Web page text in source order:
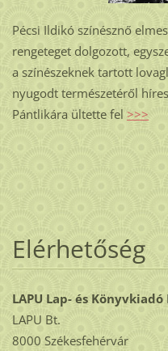
Pécsi Ildikó színésznő
rengeteget dolgozott,
a színészeknek tartott
nyugodt természetéről
Pántlikára ültette fel >>>
Elérhetőség
LAPU Lap- és Könyvkiadó
LAPU Bt.
8000 Székesfehérvár